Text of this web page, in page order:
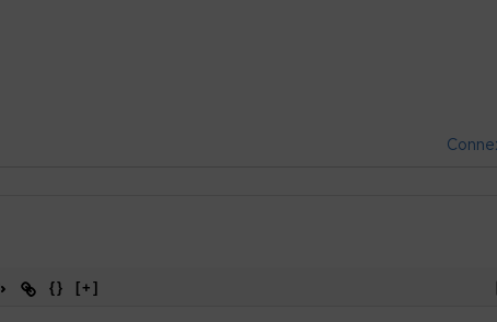
{} [+]